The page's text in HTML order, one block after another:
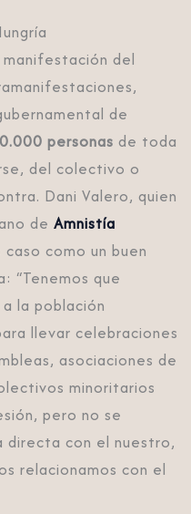
del
de
personas de toda
del colectivo o
Dani Valero, quien
de Amnistía
como un buen
“Tenemos que
la población
llevar celebraciones
asociaciones de
minoritarios
pero no se
directa con el nuestro,
relacionamos con el